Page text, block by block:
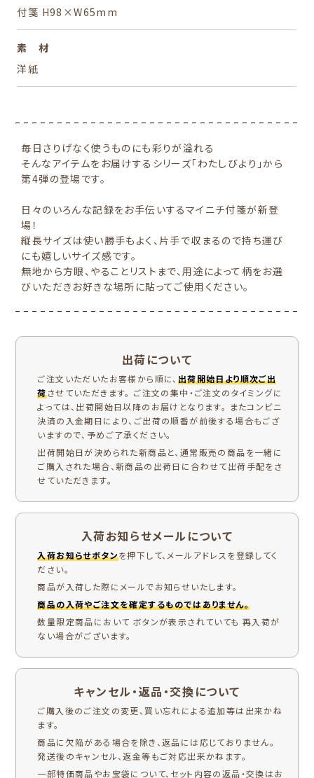
付箋 H98×W65mm
素 材
洋紙
毎日さりげなく使うものにも彩りが溢れる
そんなアイテムをお届けするシリーズ「わたしびより」から
第4弾の登場です。
日々のいろんな記録をお手伝いするマイニチ付箋が新登
場！
縦長サイズは使い勝手もよく、片手で収まるので持ち運び
にも嬉しいサイズ感です。
無地から方眼、やることリストまで、用途によって柄をお選
びいただきお好きな場所に貼ってご使用ください。
出荷について
ご注文いただいたお客様から順に、 出荷開始日より順次ご出
荷させていただきます。 ご注文の集中・ご注文のタイミングに
よっては、出荷開始日以降のお届けとなります。 またコンビニ
決済の入金期日により、ご出荷の順番が前後する場合もござ
いますので、予めご了承ください。
出荷開始日が決められた新商品と、通常販売の商品を一緒に
ご購入された場合、新商品の出荷日に合わせて出荷手配をさ
せていただきます。
入荷お知らせメールについて
入荷お知らせボタンを押下して、メールアドレスを登録してく
ださい。
商品が入荷した際にメールでお知らせいたします。
商品の入荷やご注文を確定するものではありません。
数量限定商品において ボタンが表示されていても 再入荷が
ない場合がございます。
キャンセル・返品・交換について
ご購入後のご注文の変更、買い忘れによる追加等は出来かね
ます。
商品に欠陥がある場合を除き、返品には応じておりません。
発送後のキャンセル、返金等もご対応出来かねます。
一部特価商品やお宝袋について、セット内容の返品・交換はお